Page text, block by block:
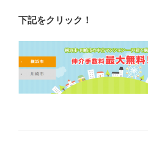
下記をクリック！